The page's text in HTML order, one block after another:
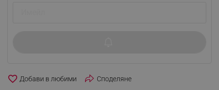
favorite_border Споделяне